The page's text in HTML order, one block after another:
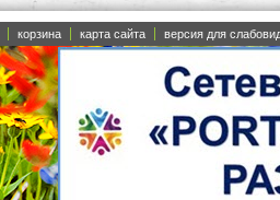
корзина карта сайта версия для